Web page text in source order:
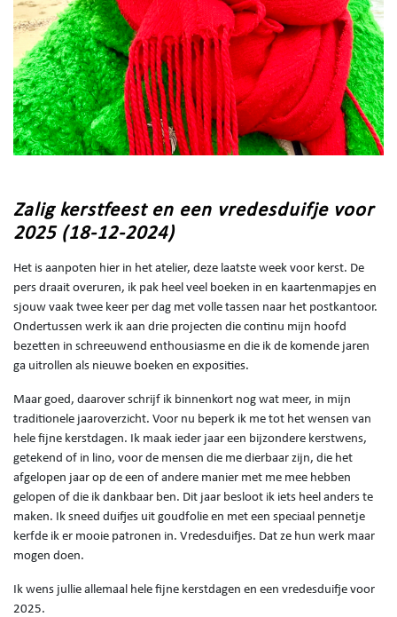
Zalig kerstfeest en een vredesduifje voor
2025 (18-12-2024)
Het is aanpoten hier in het atelier, deze laatste week voor kerst. De
pers draait overuren, ik pak heel veel boeken in en kaartenmapjes en
sjouw vaak twee keer per dag met volle tassen naar het postkantoor.
Ondertussen werk ik aan drie projecten die continu mijn hoofd
bezetten in schreeuwend enthousiasme en die ik de komende jaren
ga uitrollen als nieuwe boeken en exposities.
Maar goed, daarover schrijf ik binnenkort nog wat meer, in mijn
traditionele jaaroverzicht. Voor nu beperk ik me tot het wensen van
hele fijne kerstdagen. Ik maak ieder jaar een bijzondere kerstwens,
getekend of in lino, voor de mensen die me dierbaar zijn, die het
afgelopen jaar op de een of andere manier met me mee hebben
gelopen of die ik dankbaar ben. Dit jaar besloot ik iets heel anders te
maken. Ik sneed duifjes uit goudfolie en met een speciaal pennetje
kerfde ik er mooie patronen in. Vredesduifjes. Dat ze hun werk maar
mogen doen.
Ik wens jullie allemaal hele fijne kerstdagen en een vredesduifje voor
2025.